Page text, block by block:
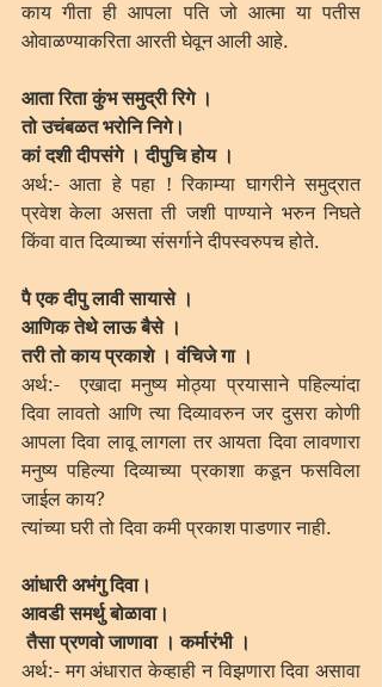
काय गीता ही आपला पति जो आत्मा या पतीस
ओवाळण्याकरिता आरती घेवून आली आहे.
आता रिता कुंभ समुद्री रिगे ।
तो उचंबळत भरोनि निगे।
कां दशी दीपसंगे । दीपुचि होय ।
अर्थ:- आता हे पहा ! रिकाम्या घागरीने समुद्रात
प्रवेश केला असता ती जशी पाण्याने भरुन निघते
किंवा वात दिव्याच्या संसर्गाने दीपस्वरुपच होते.
पै एक दीपु लावी सायासे ।
आणिक तेथे लाऊ बैसे ।
तरी तो काय प्रकाशे । वंचिजे गा ।
अर्थ:-  एखादा मनुष्य मोठ्या प्रयासाने पहिल्यांदा
दिवा लावतो आणि त्या दिव्यावरुन जर दुसरा कोणी
आपला दिवा लावू लागला तर आयता दिवा लावणारा
मनुष्य पहिल्या दिव्याच्या प्रकाशा कडून फसविला
जाईल काय?
त्यांच्या घरी तो दिवा कमी प्रकाश पाडणार नाही.
आंधारी अभंगु दिवा।
आवडी समर्थु बोळावा।
तैसा प्रणवो जाणावा । कर्मारंभी ।
अर्थ:- मग अंधारात केव्हाही न विझणारा दिवा असावा